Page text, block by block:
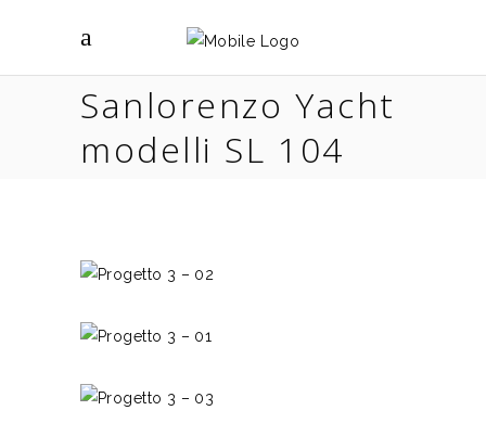
Sanlorenzo Yacht
modelli SL 104